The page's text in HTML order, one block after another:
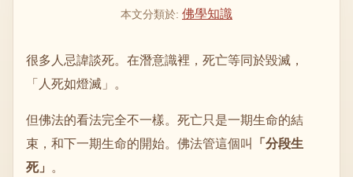
本文分類於: 佛學知識
很多人忌諱談死。在潛意識裡，死亡等同於毀滅，
「人死如燈滅」。
但佛法的看法完全不一樣。死亡只是一期生命的結
束，和下一期生命的開始。佛法管這個叫
「分段生
死」
。